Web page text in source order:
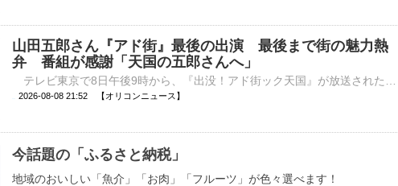
山田五郎さん『アド街』最後の出演 最後まで街の魅力熱
弁 番組が感謝「天国の五郎さんへ」
2026-08-08 21:52 【オリコンニュース】
今話題の「ふるさと納税」
地域のおいしい「魚介」「お肉」「フルーツ」が色々選べます！